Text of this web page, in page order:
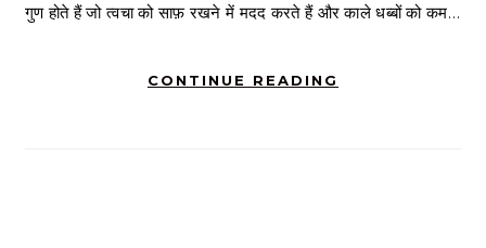
गुण होते हैं जो त्वचा को साफ़ रखने में मदद करते हैं और काले धब्बों को कम…
CONTINUE READING